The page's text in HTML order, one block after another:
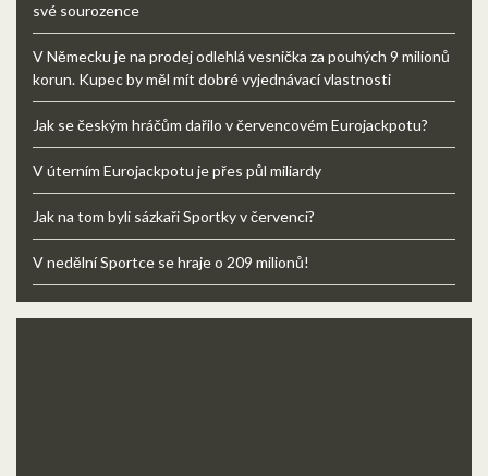
své sourozence
V Německu je na prodej odlehlá vesnička za pouhých 9 milionů
korun. Kupec by měl mít dobré vyjednávací vlastnosti
Jak se českým hráčům dařilo v červencovém Eurojackpotu?
V úterním Eurojackpotu je přes půl miliardy
Jak na tom byli sázkaři Sportky v červenci?
V nedělní Sportce se hraje o 209 milionů!